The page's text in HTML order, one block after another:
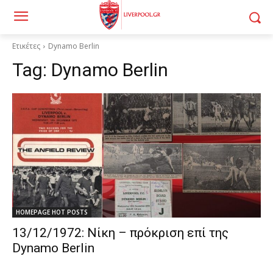
Ετικέτες Dynamo Berlin
Tag: Dynamo Berlin
HOMEPAGE HOT POSTS
13/12/1972: Νίκη – πρόκριση επί της
Dynamo Berlin